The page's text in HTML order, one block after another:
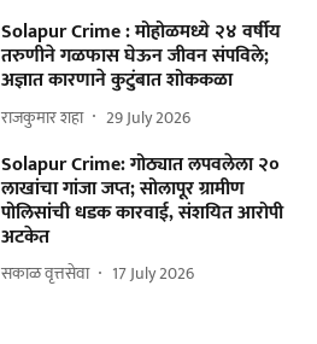
Solapur Crime : मोहोळमध्ये २४ वर्षीय
तरुणीने गळफास घेऊन जीवन संपविले;
अज्ञात कारणाने कुटुंबात शोककळा
राजकुमार शहा 29 July 2026
Solapur Crime: गोठ्यात लपवलेला २०
लाखांचा गांजा जप्त; सोलापूर ग्रामीण
पोलिसांची धडक कारवाई, संशयित आरोपी
अटकेत
सकाळ वृत्तसेवा 17 July 2026